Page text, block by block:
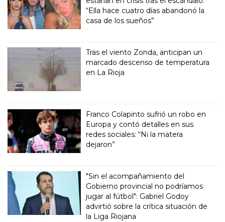
“Ella hace cuatro días abandonó la
casa de los sueños”
Tras el viento Zonda, anticipan un
marcado descenso de temperatura
en La Rioja
Franco Colapinto sufrió un robo en
Europa y contó detalles en sus
redes sociales: “Ni la matera
dejaron”
"Sin el acompañamiento del
Gobierno provincial no podríamos
jugar al fútbol": Gabriel Godoy
advirtió sobre la crítica situación de
la Liga Riojana